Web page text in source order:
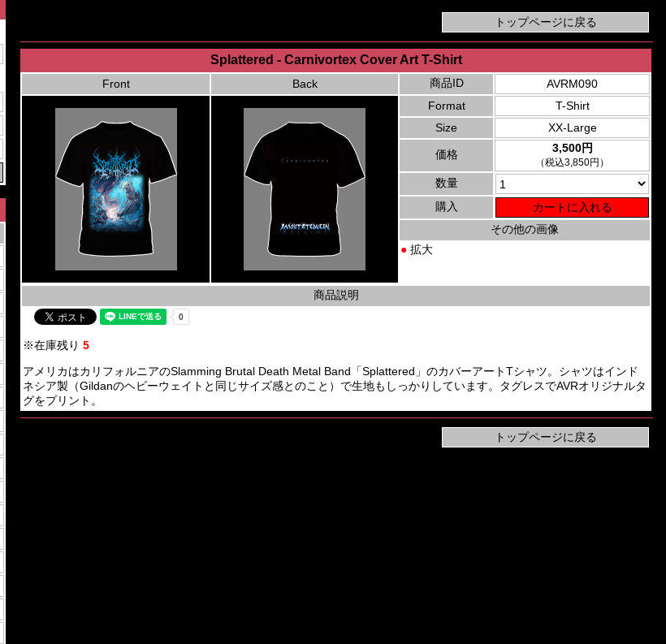
Splattered - Carnivortex Cover Art T-Shirt
Front Back 商品ID
AVRM090
Format
T-Shirt
Size
XX-Large
価格 3,500円
（税込3,850円）
数量
購入
その他の画像
● 拡大
商品説明
※在庫残り 5
アメリカはカリフォルニアのSlamming Brutal Death Metal Band「Splattered」のカバーアートTシャツ。シャツはインド
ネシア製（Gildanのヘビーウェイトと同じサイズ感とのこと）で生地もしっかりしています。タグレスでAVRオリジナルタ
グをプリント。